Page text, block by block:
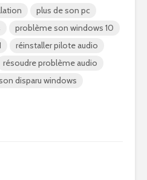
plus de son pc
problème son windows 10
réinstaller pilote audio
résoudre problème audio
disparu windows